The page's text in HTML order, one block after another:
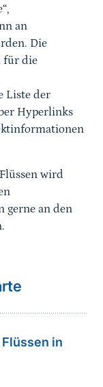
an
Die
für die
Liste der
Hyperlinks
wird
gerne an den
in